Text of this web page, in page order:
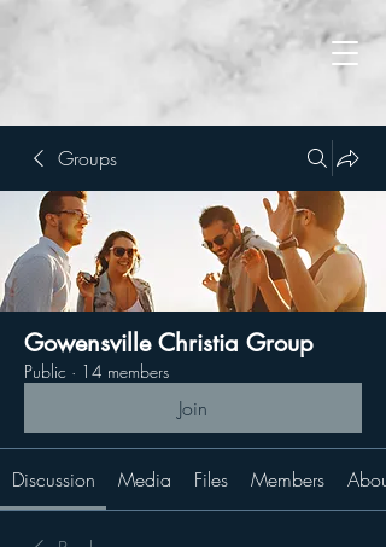
Groups
Gowensville Christia Group
Public · 14 members
Join
Discussion Media Files Members About